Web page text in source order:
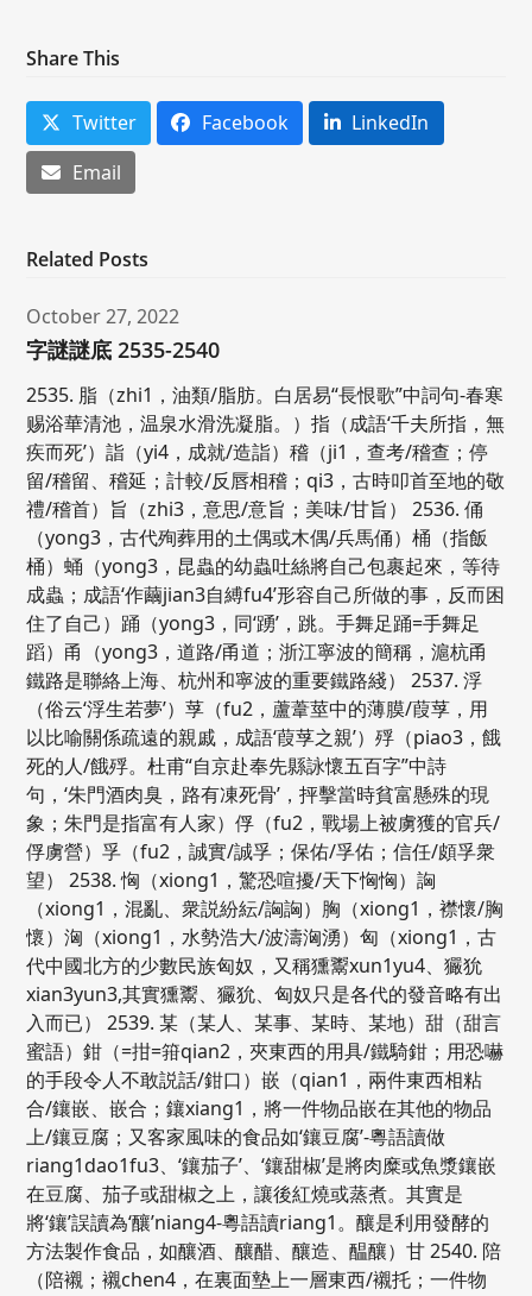
Share This
Twitter Facebook
LinkedIn
Email
Related Posts
October 27, 2022
字謎謎底 2535-2540
2535. 脂（zhi1，油類/脂肪。白居易“長恨歌”中詞句-春寒
赐浴華清池，温泉水滑洗凝脂。）指（成語‘千夫所指，無
疾而死’）詣（yi4，成就/造詣）稽（ji1，查考/稽查；停
留/稽留、稽延；計較/反唇相稽；qi3，古時叩首至地的敬
禮/稽首）旨（zhi3，意思/意旨；美味/甘旨） 2536. 俑
（yong3，古代殉葬用的土偶或木偶/兵馬俑）桶（指飯
桶）蛹（yong3，昆蟲的幼蟲吐絲將自己包裹起來，等待
成蟲；成語‘作繭jian3自縛fu4’形容自己所做的事，反而困
住了自己）踊（yong3，同‘踴’，跳。手舞足踊=手舞足
蹈）甬（yong3，道路/甬道；浙江寧波的簡稱，滬杭甬
鐵路是聯絡上海、杭州和寧波的重要鐵路綫） 2537. 浮
（俗云‘浮生若夢’）莩（fu2，蘆葦莖中的薄膜/葭莩，用
以比喻關係疏遠的親戚，成語‘葭莩之親’）殍（piao3，餓
死的人/餓殍。杜甫“自京赴奉先縣詠懷五百字”中詩
句，‘朱門酒肉臭，路有凍死骨’，抨擊當時貧富懸殊的現
象；朱門是指富有人家）俘（fu2，戰場上被虜獲的官兵/
俘虜營）孚（fu2，誠實/誠孚；保佑/孚佑；信任/頗孚衆
望） 2538. 恟（xiong1，驚恐喧擾/天下恟恟）詾
（xiong1，混亂、衆説紛紜/詾詾）胸（xiong1，襟懷/胸
懷）洶（xiong1，水勢浩大/波濤洶湧）匈（xiong1，古
代中國北方的少數民族匈奴，又稱獯鬻xun1yu4、玁狁
xian3yun3,其實獯鬻、玁狁、匈奴只是各代的發音略有出
入而已） 2539. 某（某人、某事、某時、某地）甜（甜言
蜜語）鉗（=拑=箝qian2，夾東西的用具/鐵騎鉗；用恐嚇
的手段令人不敢説話/鉗口）嵌（qian1，兩件東西相粘
合/鑲嵌、嵌合；鑲xiang1，將一件物品嵌在其他的物品
上/鑲豆腐；又客家風味的食品如‘鑲豆腐’-粵語讀做
riang1dao1fu3、‘鑲茄子’、‘鑲甜椒’是將肉糜或魚漿鑲嵌
在豆腐、茄子或甜椒之上，讓後紅燒或蒸煮。其實是
將‘鑲’誤讀為‘釀’niang4-粵語讀riang1。釀是利用發酵的
方法製作食品，如釀酒、釀醋、釀造、醖釀）甘 2540. 陪
（陪襯；襯chen4，在裏面墊上一層東西/襯托；一件物